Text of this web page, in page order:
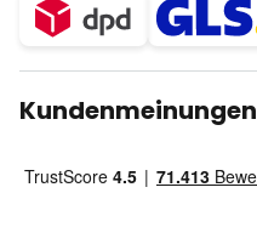
Kundenmeinungen